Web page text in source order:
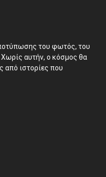
του φωτός, του
αυτήν, ο κόσμος θα
από ιστορίες που